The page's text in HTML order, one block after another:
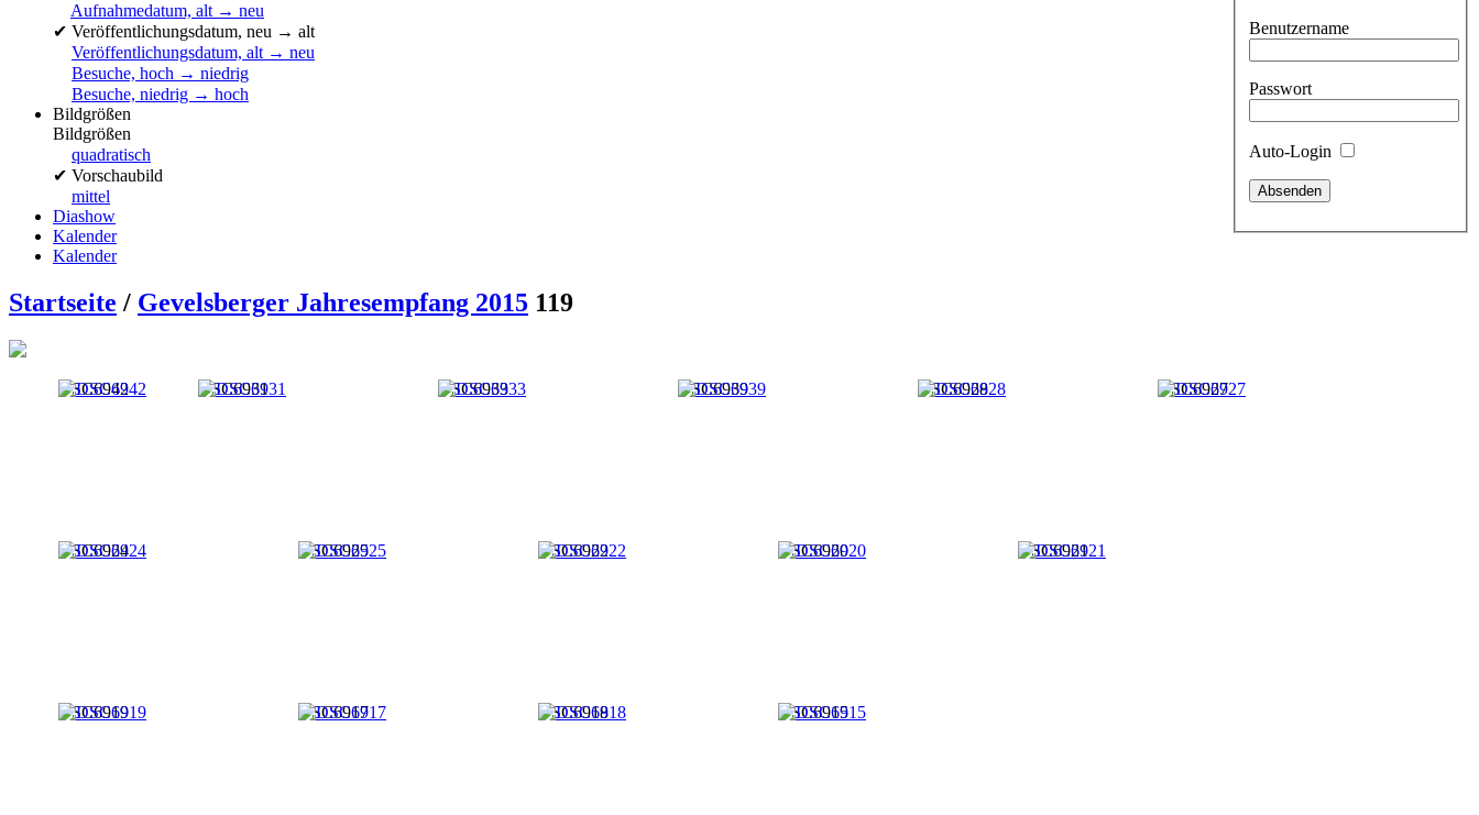
Benutzername
Passwort
Auto-Login
Aufnahmedatum, alt → neu
✔ Veröffentlichungsdatum, neu → alt
Veröffentlichungsdatum, alt → neu
Besuche, hoch → niedrig
Besuche, niedrig → hoch
Bildgrößen
Bildgrößen
quadratisch
✔ Vorschaubild
mittel
Diashow
Kalender
Kalender
Startseite / Gevelsberger Jahresempfang 2015 119
DSC6942 DSC6931 DSC6933 DSC6939 DSC6928 DSC6927
DSC6924 DSC6925 DSC6922 DSC6920 DSC6921
DSC6919 DSC6917 DSC6918 DSC6915